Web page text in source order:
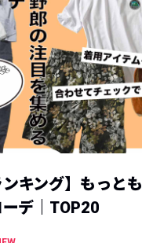
ンキング】もっとも
デ｜TOP20